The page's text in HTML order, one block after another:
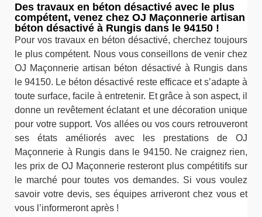
Des travaux en béton désactivé avec le plus
compétent, venez chez OJ Maçonnerie artisan
béton désactivé à Rungis dans le 94150 !
Pour vos travaux en béton désactivé, cherchez toujours
le plus compétent. Nous vous conseillons de venir chez
OJ Maçonnerie artisan béton désactivé à Rungis dans
le 94150. Le béton désactivé reste efficace et s’adapte à
toute surface, facile à entretenir. Et grâce à son aspect, il
donne un revêtement éclatant et une décoration unique
pour votre support. Vos allées ou vos cours retrouveront
ses états améliorés avec les prestations de OJ
Maçonnerie à Rungis dans le 94150. Ne craignez rien,
les prix de OJ Maçonnerie resteront plus compétitifs sur
le marché pour toutes vos demandes. Si vous voulez
savoir votre devis, ses équipes arriveront chez vous et
vous l’informeront après !